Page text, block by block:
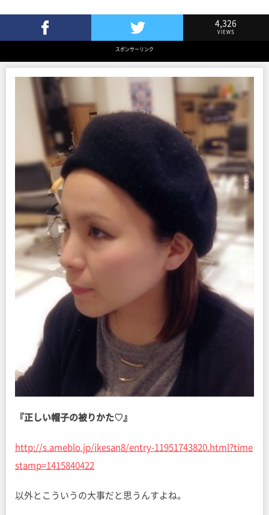
Twitterでツイート
4,326
VIEWS
スポンサーリンク
『正しい帽子の被りかた♡』
http://s.ameblo.jp/ikesan8/entry-11951743820.html?time
stamp=1415840422
以外とこういうの大事だと思うんすよね。